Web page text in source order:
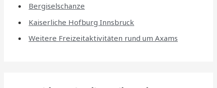
Bergiselschanze
Kaiserliche Hofburg Innsbruck
Weitere Freizeitaktivitäten rund um Axams